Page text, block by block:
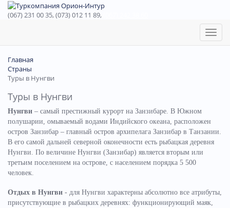
(067) 231 00 35, (073) 012 11 89,
Toggle
Главная
Страны
Туры в Нунгви
Туры в Нунгви
Нунгви – самый престижный курорт на Занзибаре. В Южном
полушарии, омываемый водами Индийского океана, расположен
остров Занзибар – главный остров архипелага Занзибар в Танзании.
В его самой дальней северной оконечности есть рыбацкая деревня
Нунгви. По величине Нунгви (Занзибар) является вторым или
третьим поселением на острове, с населением порядка 5 500
человек.
Отдых в Нунгви - для Нунгви характерны абсолютно все атрибуты,
присутствующие в рыбацких деревнях: функционирующий маяк,